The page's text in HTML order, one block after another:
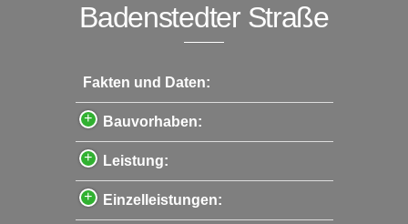
Badenstedter Straße
Fakten und Daten:
Bauvorhaben:
Leistung:
Einzelleistungen: